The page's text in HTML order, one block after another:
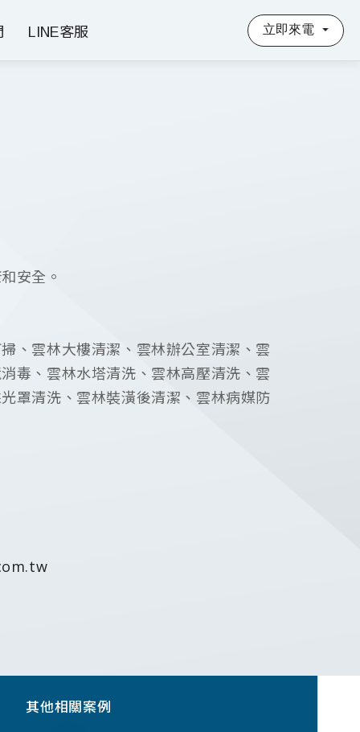
LINE客服 立即來電
安全。
、雲林大樓清潔、雲林辦公室清潔、雲
毒、雲林水塔清洗、雲林高壓清洗、雲
罩清洗、雲林裝潢後清潔、雲林病媒防
其他相關案例